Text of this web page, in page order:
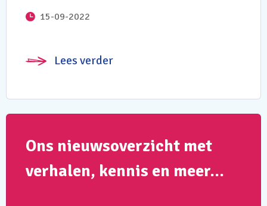
15-09-2022
Lees verder
Ons nieuwsoverzicht met
verhalen, kennis en meer…